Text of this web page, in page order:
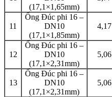
(17,1×1,65mm)
11
Ống Đúc phi 16 –
DN10
(17,1×1,85mm)
4,17
12
Ống Đúc phi 16 –
DN10
(17,1×2,31mm)
5,06
13
Ống Đúc phi 16 –
DN10
(17,1×2,31mm)
5,06